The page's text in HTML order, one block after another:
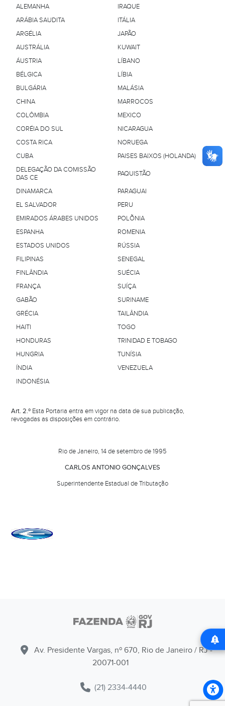
ALEMANHA
IRAQUE
ARÁBIA SAUDITA
ITÁLIA
ARGÉLIA
JAPÃO
AUSTRÁLIA
KUWAIT
ÁUSTRIA
LÍBANO
BÉLGICA
LÍBIA
BULGÁRIA
MALÁSIA
CHINA
MARROCOS
COLÔMBIA
MEXICO
CORÉIA DO SUL
NICARAGUA
COSTA RICA
NORUEGA
CUBA
PAISES BAIXOS (HOLANDA)
DELEGAÇÃO DA COMISSÃO
DAS CE
PAQUISTÃO
DINAMARCA
PARAGUAI
EL SALVADOR
PERU
EMIRADOS ÁRABES UNIDOS
POLÕNIA
ESPANHA
ROMENIA
ESTADOS UNIDOS
RÚSSIA
FILIPINAS
SENEGAL
FINLÂNDIA
SUÉCIA
FRANÇA
SUÍÇA
GABÃO
SURINAME
GRÉCIA
TAILÂNDIA
HAITI
TOGO
HONDURAS
TRINIDAD E TOBAGO
HUNGRIA
TUNÍSIA
ÍNDIA
VENEZUELA
INDONÉSIA
Art. 2.º Esta Portaria entra em vigor na data de sua publicação,
revogadas as disposições em contrário.
Rio de Janeiro, 14 de setembro de 1995
CARLOS ANTONIO GONÇALVES
Superintendente Estadual de Tributação
Av. Presidente Vargas, nº 670, Rio de Janeiro / RJ -
20071-001
(21) 2334-4440